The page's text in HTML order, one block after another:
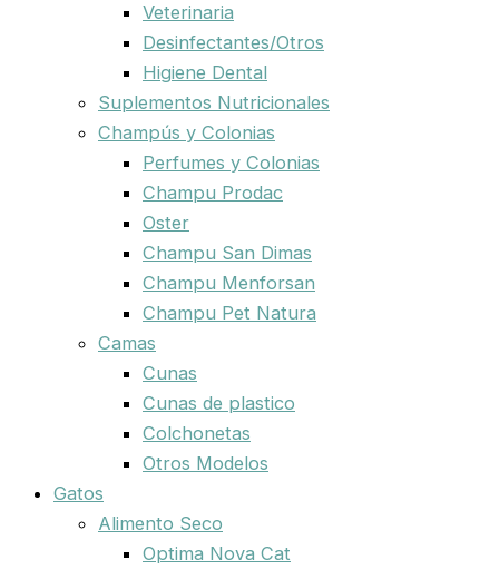
Veterinaria
Desinfectantes/Otros
Higiene Dental
Suplementos Nutricionales
Champús y Colonias
Perfumes y Colonias
Champu Prodac
Oster
Champu San Dimas
Champu Menforsan
Champu Pet Natura
Camas
Cunas
Cunas de plastico
Colchonetas
Otros Modelos
Gatos
Alimento Seco
Optima Nova Cat